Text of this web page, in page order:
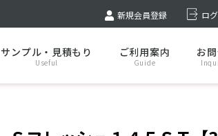
新規会員登録 ロ
サンプル・見積もり
Useful
ご利用案内
Guide
お